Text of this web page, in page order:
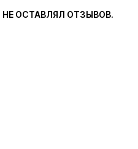
ОСТАВЛЯЛ ОТЗЫВОВ.